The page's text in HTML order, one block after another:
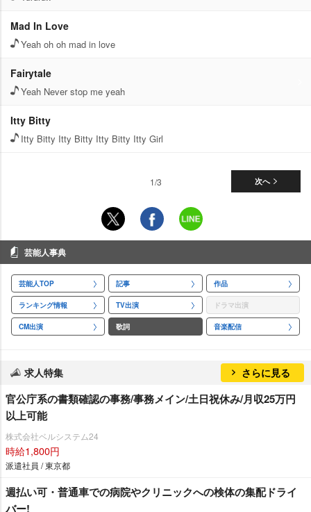
Mad In Love
Yeah oh oh mad in love
Fairytale
Yeah Never stop me yeah
Itty Bitty
Itty Bitty Itty Bitty Itty Bitty Itty Girl
次へ
1/3
芸能人事典
芸能人TOP 記事 作品
ランキング情報 TV出演 ドラマ出演
CM出演 歌詞 音楽配信
求人特集 さらに見る
官公庁系の書類確認の事務/事務メイン/土日祝休み/月収25万円
以上可能
株式会社ベルシステム24
時給1,800円
派遣社員 / 東京都
週払い可・普通車での病院やクリニックへの検体の集配ドライ
バー!